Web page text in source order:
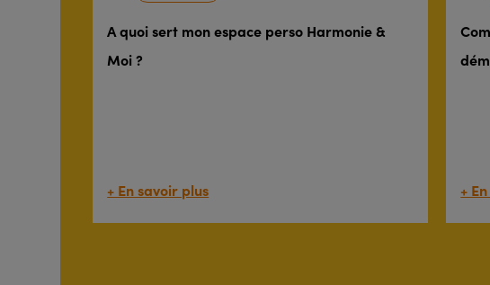
A quoi sert mon espace perso Harmonie &
Moi ?
+ En savoir plus +